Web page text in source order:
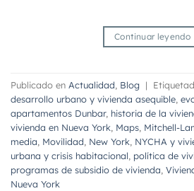
Continuar leyendo
Publicado en Actualidad, Blog |
desarrollo urbano y vivienda asequible,
apartamentos Dunbar, historia de la
vivienda en Nueva York, Maps, Mitchell-
media, Movilidad, New York, NYCHA y
urbana y crisis habitacional, política de
programas de subsidio de vivienda,
Nueva York